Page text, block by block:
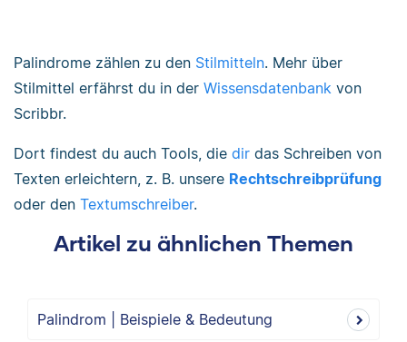
Palindrome zählen zu den Stilmitteln. Mehr über
Stilmittel erfährst du in der Wissensdatenbank von
Scribbr.
Dort findest du auch Tools, die dir das Schreiben von
Texten erleichtern, z. B. unsere Rechtschreibprüfung
oder den Textumschreiber.
Artikel zu ähnlichen Themen
Palindrom | Beispiele & Bedeutung